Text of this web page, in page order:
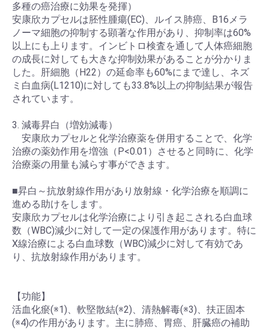
多種の癌治療に効果を発揮）
安康欣カプセルは胚性腫瘍(EC)、ルイス肺癌、B16メラ
ノーマ細胞の抑制する顕著な作用があり、抑制率は60%
以上にも上ります。インビトロ検査を通して人体癌細胞
の成長に対しても大きな抑制効果があることが分かりま
した。肝細胞（H22）の延命率も60%にまで達し、ネズ
ミ白血病(L1210)に対しても33.8%以上の抑制結果が報告
されています。
3. 減毒昇白（増効減毒）
安康欣カプセルと化学治療薬を併用することで、化学
治療の薬効作用を増強（P<0.01）させると同時に、化学
治療薬の用量も減らす事ができます。
■昇白～抗放射線作用があり放射線・化学治療を順調に
進める助けをします。
安康欣カプセルは化学治療により引き起こされる白血球
数（WBC)減少に対して一定の保護作用があります。特に
X線治療による白血球数（WBC)減少に対して有効であ
り、抗放射線作用があります。
【功能】
活血化瘀(※1)、軟堅散結(※2)、清熱解毒(※3)、扶正固本
(※4)の作用があります。主に肺癌、胃癌、肝臓癌の補助